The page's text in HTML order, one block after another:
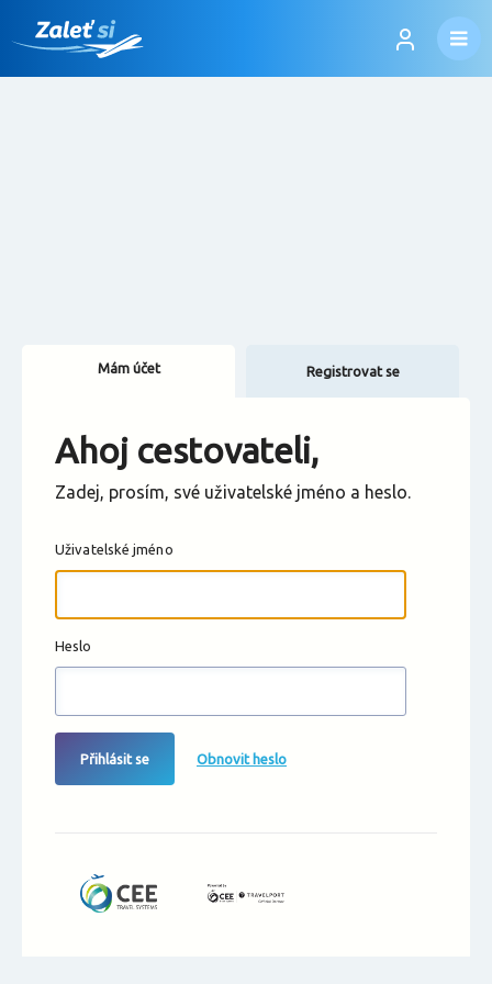
Změnit měnu
Mám účet Registrovat se
Ahoj cestovateli,
Zadej, prosím, své uživatelské jméno a heslo.
Uživatelské jméno
Heslo
Přihlásit se Obnovit heslo